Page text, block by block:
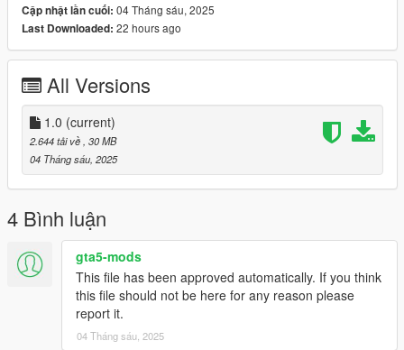
-Liveries included
Paint Options:
PAINT:2 - Calipers
PAINT:6 - Leather
PAINT:7 - Stitches
Check my discord for my upcoming mods :
discord.gg/9eE7QVTB6n
Installation:
put gxgt in Grand Theft Auto V\update\x64\dlcpacks
then add this to your dlclist.xml
dlcpacks:/gxgt/
SPAWN NAME:gxgt
Cập nhật lần cuối: 04 Tháng sáu, 2025
Last Downloaded: 22 hours ago
All Versions
1.0 (current)
2.644 tải về , 30 MB
04 Tháng sáu, 2025
4 Bình luận
gta5-mods
This file has been approved automatically. If you think
this file should not be here for any reason please
report it.
04 Tháng sáu, 2025